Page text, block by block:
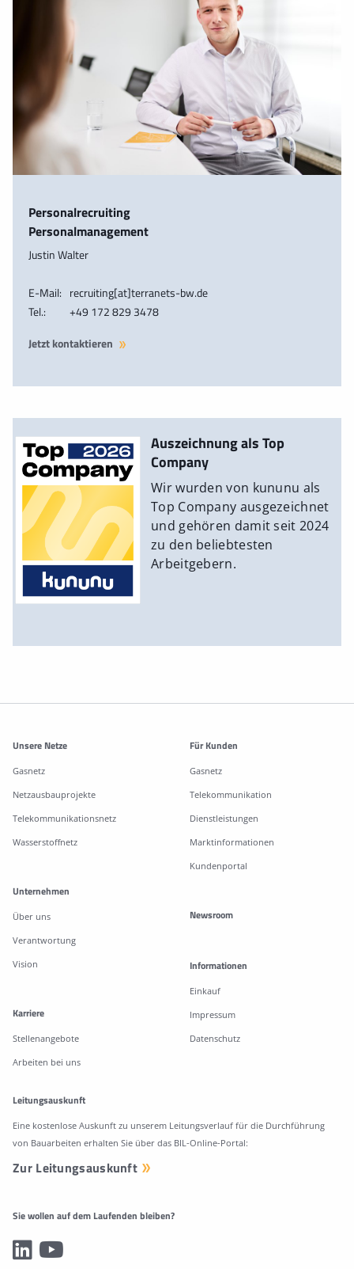
Personalrecruiting
Personalmanagement
Justin Walter
E-Mail: recruiting[at]terranets-bw.de
Tel.:
+49 172 829 3478
Jetzt kontaktieren
Auszeichnung als Top
Company
Wir wurden von kununu als
Top Company ausgezeichnet
und gehören damit seit 2024
zu den beliebtesten
Arbeitgebern.
Weitere Informationen
Unsere Netze
Gasnetz
Netzausbauprojekte
Telekommunikationsnetz
Wasserstoffnetz
Für Kunden
Gasnetz
Telekommunikation
Dienstleistungen
Marktinformationen
Kundenportal
Unternehmen
Über uns
Verantwortung
Vision
Karriere
Stellenangebote
Arbeiten bei uns
Newsroom
Informationen
Einkauf
Impressum
Datenschutz
Leitungsauskunft
Eine kostenlose Auskunft zu unserem Leitungsverlauf für die Durchführung
von Bauarbeiten erhalten Sie über das BIL-Online-Portal:
Zur Leitungsauskunft
Sie wollen auf dem Laufenden bleiben?